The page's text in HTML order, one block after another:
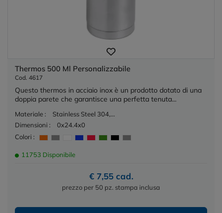
Thermos 500 Ml Personalizzabile
Cod. 4617
Questo thermos in acciaio inox è un prodotto dotato di una
doppia parete che garantisce una perfetta tenuta...
Materiale :
Stainless Steel 304,...
Dimensioni :
0x24.4x0
Colori :
11753 Disponibile
€ 7,55 cad.
prezzo per 50 pz. stampa inclusa